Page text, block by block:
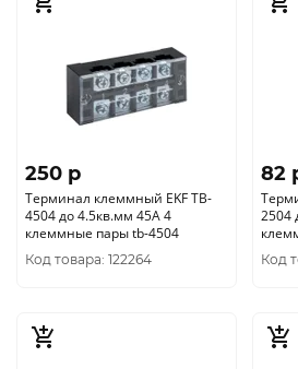
250 p
Терминал клеммный EKF TB-
4504 до 4.5кв.мм 45А 4
клеммные пары tb-4504
Код товара: 122264
82
2504
Код